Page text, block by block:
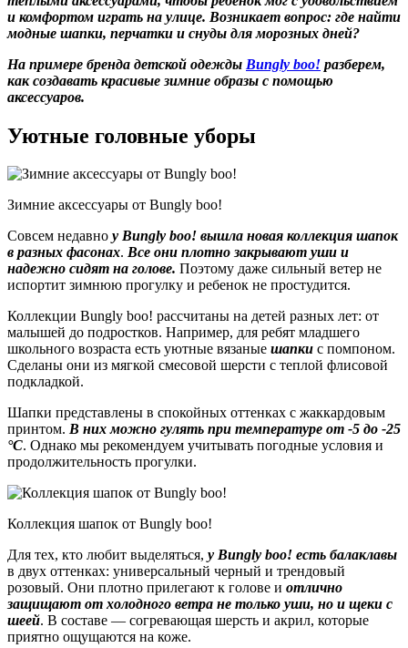
и комфортом играть на улице. Возникает вопрос: где найти
модные шапки, перчатки и снуды для морозных дней?
На примере бренда детской одежды Bungly boo! разберем,
как создавать красивые зимние образы с помощью
аксессуаров.
Уютные головные уборы
Зимние аксессуары от Bungly boo!
Совсем недавно у Bungly boo! вышла новая коллекция шапок
в разных фасонах. Все они плотно закрывают уши и
надежно сидят на голове. Поэтому даже сильный ветер не
испортит зимнюю прогулку и ребенок не простудится.
Коллекции Bungly boo! рассчитаны на детей разных лет: от
малышей до подростков. Например, для ребят младшего
школьного возраста есть уютные вязаные шапки с помпоном.
Сделаны они из мягкой смесовой шерсти с теплой флисовой
подкладкой.
Шапки представлены в спокойных оттенках с жаккардовым
принтом. В них можно гулять при температуре от -5 до -25
°C. Однако мы рекомендуем учитывать погодные условия и
продолжительность прогулки.
Коллекция шапок от Bungly boo!
Для тех, кто любит выделяться, у Bungly boo! есть балаклавы
в двух оттенках: универсальный черный и трендовый
розовый. Они плотно прилегают к голове и отлично
защищают от холодного ветра не только уши, но и щеки с
шеей. В составе — согревающая шерсть и акрил, которые
приятно ощущаются на коже.